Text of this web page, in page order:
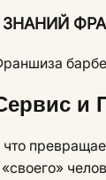
ЗНАНИЙ
и